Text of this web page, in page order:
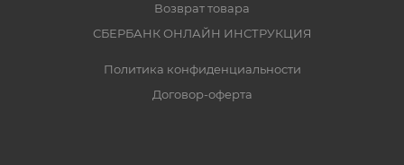
Возврат товара
СБЕРБАНК ОНЛАЙН ИНСТРУКЦИЯ
Политика конфиденциальности
Договор-оферта